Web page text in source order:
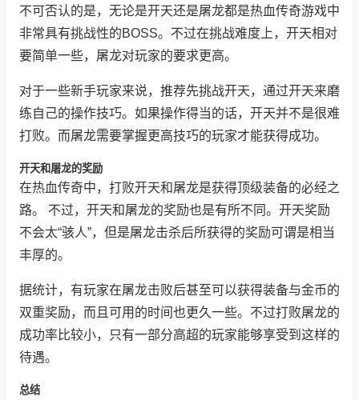
不可否认的是，无论是开天还是屠龙都是热血传奇游戏中
非常具有挑战性的BOSS。不过在挑战难度上，开天相对
要简单一些，屠龙对玩家的要求更高。
对于一些新手玩家来说，推荐先挑战开天，通过开天来磨
练自己的操作技巧。如果操作得当的话，开天并不是很难
打败。而屠龙需要掌握更高技巧的玩家才能获得成功。
开天和屠龙的奖励
在热血传奇中，打败开天和屠龙是获得顶级装备的必经之
路。 不过，开天和屠龙的奖励也是有所不同。开天奖励
不会太“骇人”，但是屠龙击杀后所获得的奖励可谓是相当
丰厚的。
据统计，有玩家在屠龙击败后甚至可以获得装备与金币的
双重奖励，而且可用的时间也更久一些。不过打败屠龙的
成功率比较小，只有一部分高超的玩家能够享受到这样的
待遇。
总结